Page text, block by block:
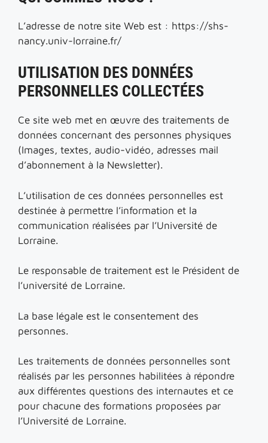
L’adresse de notre site Web est : https://shs-
nancy.univ-lorraine.fr/
UTILISATION DES DONNÉES
PERSONNELLES COLLECTÉES
Ce site web met en œuvre des traitements de
données concernant des personnes physiques
(Images, textes, audio-vidéo, adresses mail
d’abonnement à la Newsletter).
L’utilisation de ces données personnelles est
destinée à permettre l’information et la
communication réalisées par l’Université de
Lorraine.
Le responsable de traitement est le Président de
l’université de Lorraine.
La base légale est le consentement des
personnes.
Les traitements de données personnelles sont
réalisés par les personnes habilitées à répondre
aux différentes questions des internautes et ce
pour chacune des formations proposées par
l’Université de Lorraine.